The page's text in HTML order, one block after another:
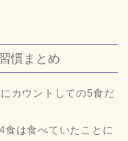
慣まとめ
カウントしての5食だ
食は食べていたことに